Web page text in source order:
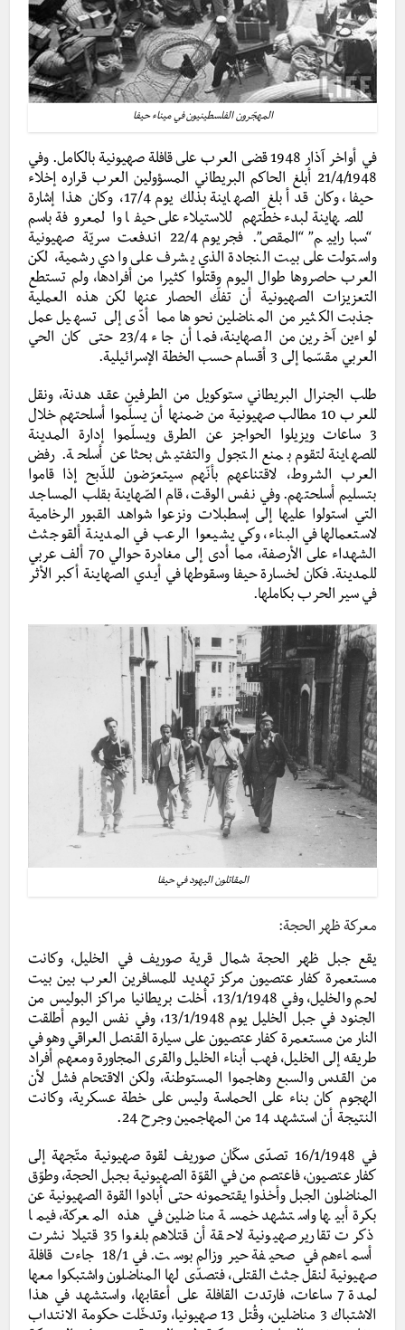
المهجّرون الفلسطينيون في ميناء حيفا
في أواخر آذار 1948 قضى العرب على قافلة صهيونية بالكامل. وفي
21/4/1948 أبلغ الحاكم البريطاني المسؤولين العرب قراره إخلاء
حيفا، وكان قد أبلغ الصهاينة بذلك يوم 17/4، وكان هذا إشارة
للصهاينة لبدء خطّتهم للاستيلاء على حيفا والمعروفة باسم
“سباراييم” “المقص”. فجر يوم 22/4 اندفعت سريّة صهيونية
واستولت على بيت النجادة الذي يشرف على وادي رشمية، لكن
العرب حاصروها طوال اليوم وقتلوا كثيرا من أفرادها، ولم تستطع
التعزيزات الصهيونية أن تفكّ الحصار عنها لكن هذه العملية
جذبت الكثير من المناضلين نحوها مما أدّى إلى تسهيل عمل
لواءين آخرين من الصهاينة، فما أن جاء 23/4 حتى كان الحي
العربي مقسّما إلى 3 أقسام حسب الخطة الإسرائيلية.
طلب الجنرال البريطاني ستوكويل من الطرفين عقد هدنة، ونقل
للعرب 10 مطالب صهيونية من ضمنها أن يسلّموا أسلحتهم خلال
3 ساعات ويزيلوا الحواجز عن الطرق ويسلّموا إدارة المدينة
للصهاينة لتقوم بمنع التجول والتفتيش بحثا عن أسلحة. رفض
العرب الشروط، لاقتناعهم بأنّهم سيتعرّضون للذّبح إذا قاموا
بتسليم أسلحتهم. وفي نفس الوقت، قام الصّهاينة بقلب المساجد
التي استولوا عليها إلى إسطبلات ونزعوا شواهد القبور الرخامية
لاستعمالها في البناء، وكي يشيعوا الرعب في المدينة ألقو جثث
الشهداء على الأرصفة، مما أدى إلى مغادرة حوالي 70 ألف عربي
للمدينة. فكان لخسارة حيفا وسقوطها في أيدي الصهاينة أكبر الأثر
في سير الحرب بكاملها.
المقاتلون اليهود في حيفا
معركة ظهر الحجة:
يقع جبل ظهر الحجة شمال قرية صوريف في الخليل، وكانت
مستعمرة كفار عتصيون مركز تهديد للمسافرين العرب بين بيت
لحم والخليل، وفي 13/1/1948، أخلت بريطانيا مراكز البوليس من
الجنود في جبل الخليل يوم 13/1/1948، وفي نفس اليوم أطلقت
النار من مستعمرة كفار عتصيون على سيارة القنصل العراقي وهو في
طريقه إلى الخليل، فهب أبناء الخليل والقرى المجاورة ومعهم أفراد
من القدس والسبع وهاجموا المستوطنة، ولكن الاقتحام فشل لأن
الهجوم كان بناء على الحماسة وليس على خطة عسكرية، وكانت
النتيجة أن استشهد 14 من المهاجمين وجرح 24.
في 16/1/1948 تصدّى سكّان صوريف لقوة صهيونية متّجهة إلى
كفار عتصيون، فاعتصم من في القوّة الصهيونية بجبل الحجة، وطوّق
المناضلون الجبل وأخذوا يقتحمونه حتى أبادوا القوة الصهيونية عن
بكرة أبيها واستشهد خمسة مناضلين في هذه المعركة، فيما
ذكرت تقارير صهيونية لاحقة أن قتلاهم بلغوا 35 قتيلا نشرت
أسماءهم في صحيفة حيروزالم بوست. في 18/1 جاءت قافلة
صهيونية لنقل جثث القتلى، فتصدّى لها المناضلون واشتبكوا معها
لمدة 7 ساعات، فارتدت القافلة على أعقابها، واستشهد في هذا
الاشتباك 3 مناضلين، وقُتل 13 صهيونيا، وتدخّلت حكومة الانتداب